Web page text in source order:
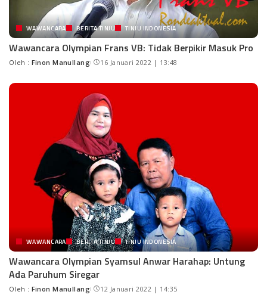
WAWANCARA BERITA TINJU TINJU INDONESIA
Wawancara Olympian Frans VB: Tidak Berpikir Masuk Pro
Oleh : Finon Manullang 16 Januari 2022 | 13:48
WAWANCARA BERITA TINJU TINJU INDONESIA
Wawancara Olympian Syamsul Anwar Harahap: Untung
Ada Paruhum Siregar
Oleh : Finon Manullang 12 Januari 2022 | 14:35